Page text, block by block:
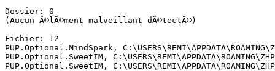
Dossier: 0
(Aucun Ã©lÃ©ment malveillant dÃ©tectÃ©)
Fichier: 12
PUP.Optional.MindSpark,
PUP.Optional.SweetIM,
PUP.Optional.SweetIM,